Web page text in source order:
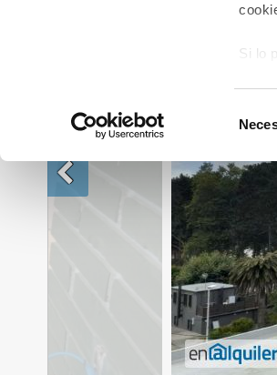
Si lo
en
Las
de
sitio
que
e
e
c
i
ó
n
d
e
c